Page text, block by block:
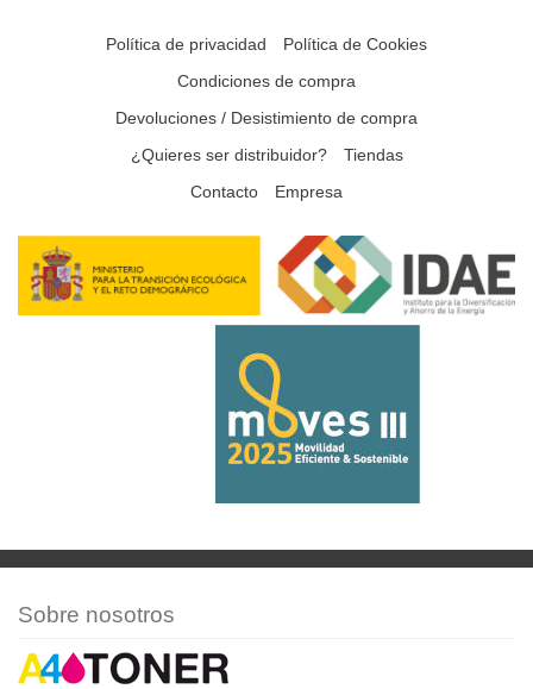
Política de privacidad
Política de Cookies
Condiciones de compra
Devoluciones / Desistimiento de compra
¿Quieres ser distribuidor?
Tiendas
Contacto
Empresa
Sobre nosotros